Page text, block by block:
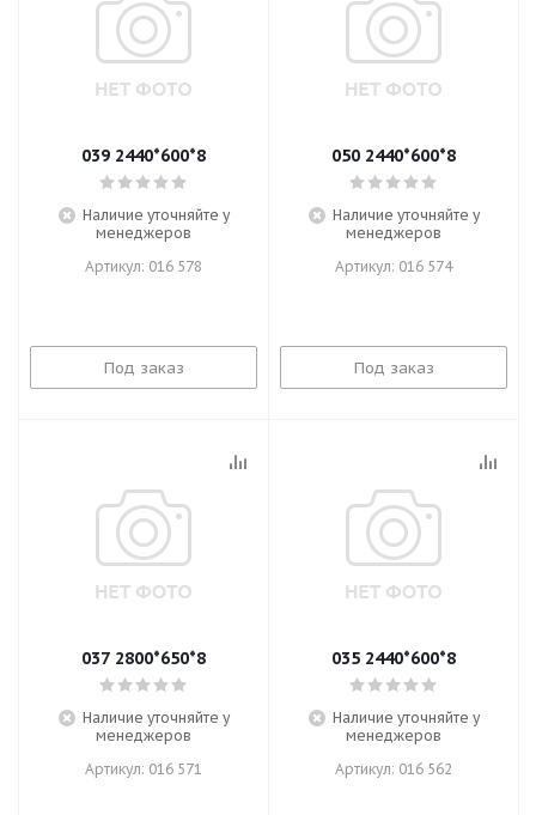
039 2440*600*8
Наличие уточняйте у
менеджеров
Артикул: 016 578
Под заказ
050 2440*600*8
Наличие уточняйте у
менеджеров
Артикул: 016 574
Под заказ
037 2800*650*8
Наличие уточняйте у
менеджеров
Артикул: 016 571
035 2440*600*8
Наличие уточняйте у
менеджеров
Артикул: 016 562